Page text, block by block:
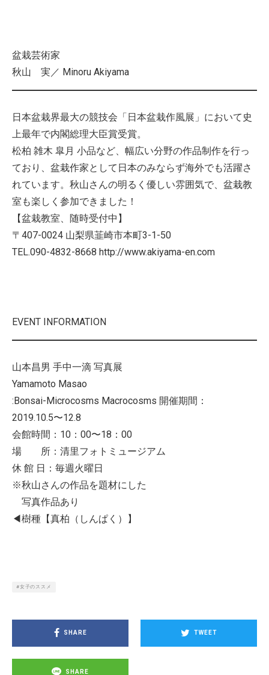
盆栽芸術家
秋山 実／ Minoru Akiyama
日本盆栽界最大の競技会「日本盆栽作風展」において史
上最年で内閣総理大臣賞受賞。
松柏 雑木 皐月 小品など、幅広い分野の作品制作を行っ
ており、盆栽作家として日本のみならず海外でも活躍さ
れています。秋山さんの明るく優しい雰囲気で、盆栽教
室も楽しく参加できました！
【盆栽教室、随時受付中】
〒407-0024 山梨県韮崎市本町3-1-50
TEL.090-4832-8668 http://www.akiyama-en.com
EVENT INFORMATION
山本昌男 手中一滴 写真展
Yamamoto Masao
:Bonsai-Microcosms Macrocosms 開催期間：
2019.10.5〜12.8
会館時間：10：00〜18：00
場 所：清里フォトミュージアム
休 館 日：毎週火曜日
※秋山さんの作品を題材にした
写真作品あり
◀樹種【真柏（しんぱく）】
女子のススメ
SHARE TWEET
SHARE